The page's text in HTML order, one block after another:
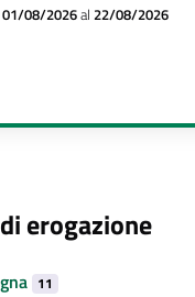
01/08/2026al 22/08/2026
erogazione
11